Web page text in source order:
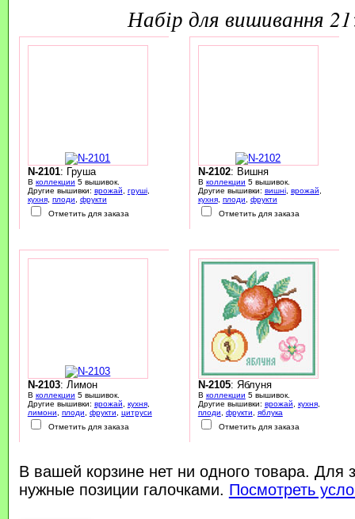
набір для вишивання
N-2101: Груша
В коллекции 5 вышивок.
Другие вышивки: врожай груші,
кухня, плоди
фрукти
Отметить для заказа
N-2102: Вишня
В коллекции 5 вышивок.
Другие вышивки: вишні, врожай
кухня, плоди
фрукти
Отметить для заказа
N-2103: Лимон
В коллекции 5 вышивок.
Другие вышивки: врожай кухня,
лимони
плоди фрукти
цитруси
Отметить для заказа
N-2105: Яблуня
В коллекции 5 вышивок.
Другие вышивки: врожай кухня,
плоди
фрукти
яблука
Отметить для заказа
В вашей корзине нет ни одного товара. Для
нужные позиции галочками. Посмотреть